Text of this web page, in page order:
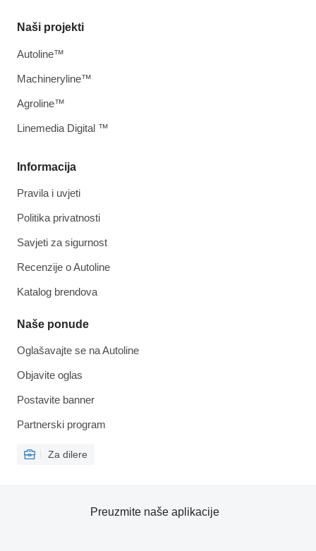
Informacija
Pravila i uvjeti
Politika privatnosti
Savjeti za sigurnost
Recenzije o Autoline
Katalog brendova
Naše ponude
Oglašavajte se na Autoline
Objavite oglas
Postavite banner
Partnerski program
Za dilere
Naši projekti
Autoline™
Machineryline™
Agroline™
Linemedia Digital ™
Preuzmite naše aplikacije